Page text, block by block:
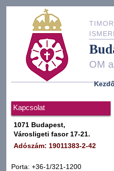
OM
Kapcsolat
1071 Budapest,
Városligeti fasor 17-21.
Adószám: 19011383-2-42
Porta: +36-1/321-1200